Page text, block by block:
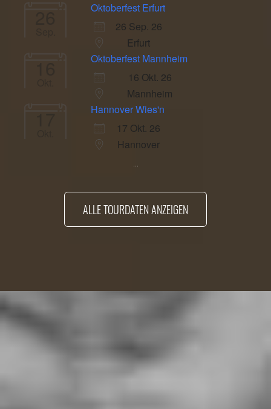
26
Oktoberfest Erfurt
26 Sep. 26
Erfurt
16
Oktoberfest Mannheim
16 Okt. 26
Mannheim
17
Hannover Wies'n
17 Okt. 26
Hannover
...
ALLE TOURDATEN ANZEIGEN